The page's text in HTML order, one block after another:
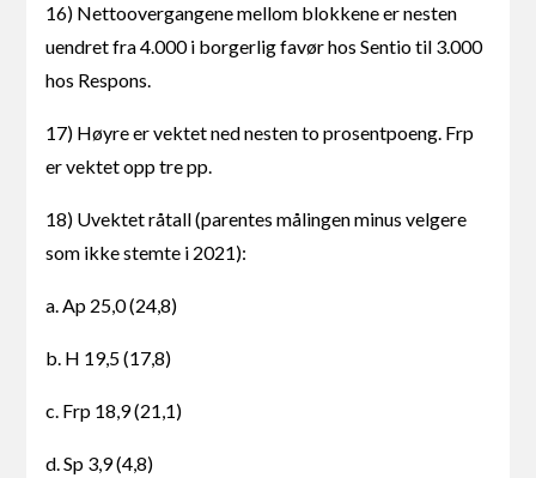
16) Nettoovergangene mellom blokkene er nesten
uendret fra 4.000 i borgerlig favør hos Sentio til 3.000
hos Respons.
17) Høyre er vektet ned nesten to prosentpoeng. Frp
er vektet opp tre pp.
18) Uvektet råtall (parentes målingen minus velgere
som ikke stemte i 2021):
a. Ap 25,0 (24,8)
b. H 19,5 (17,8)
c. Frp 18,9 (21,1)
d. Sp 3,9 (4,8)